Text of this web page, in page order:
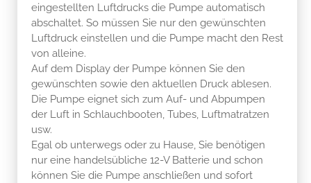
eingestellten Luftdrucks die Pumpe automatisch
abschaltet. So müssen Sie nur den gewünschten
Luftdruck einstellen und die Pumpe macht den Rest
von alleine.
Auf dem Display der Pumpe können Sie den
gewünschten sowie den aktuellen Druck ablesen.
Die Pumpe eignet sich zum Auf- und Abpumpen
der Luft in Schlauchbooten, Tubes, Luftmatratzen
usw.
Egal ob unterwegs oder zu Hause, Sie benötigen
nur eine handelsübliche 12-V Batterie und schon
können Sie die Pumpe anschließen und sofort